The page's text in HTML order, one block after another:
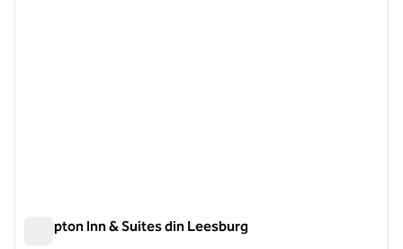
Hampton Inn & Suites din Leesburg